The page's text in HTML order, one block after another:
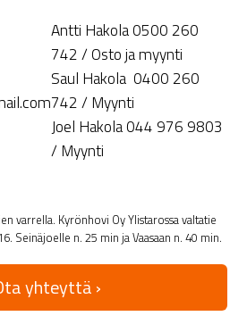
Antti Hakola 0500 260
742 / Osto ja myynti
Saul Hakola 0400 260
742 / Myynti
Joel Hakola 044 976 9803
/ Myynti
varrella. Kyrönhovi Oy Ylistarossa valtatie
Seinäjoelle n. 25 min ja Vaasaan n. 40 min.
yhteyttä ›